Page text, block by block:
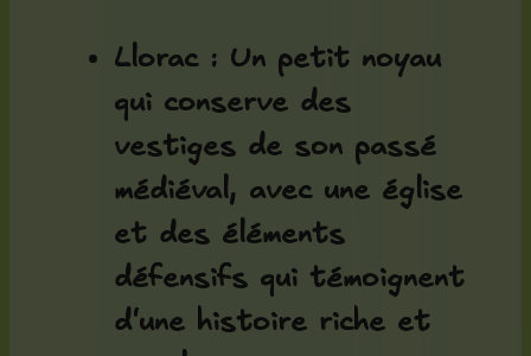
Llorac: Un petit noyau
qui conserve des
vestiges de son passé
médiéval, avec une église
et des éléments
défensifs qui témoignent
d'une histoire riche et